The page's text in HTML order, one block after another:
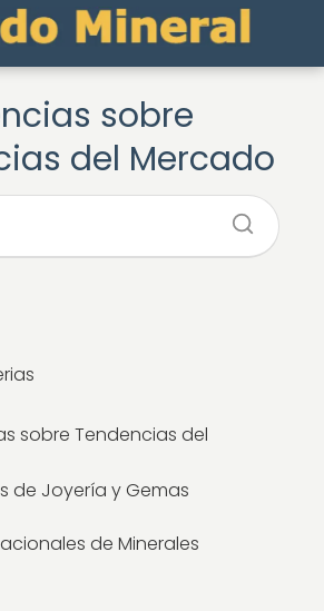
sobre
del Mercado
sobre Tendencias del
de Joyería y Gemas
de Minerales